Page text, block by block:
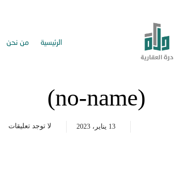
الرئيسية من نحن
(no-name)
13 يناير، 2023 لا توجد تعليقات